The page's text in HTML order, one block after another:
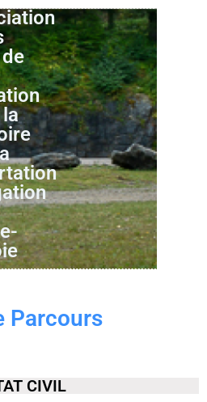
Parcours
CIVIL